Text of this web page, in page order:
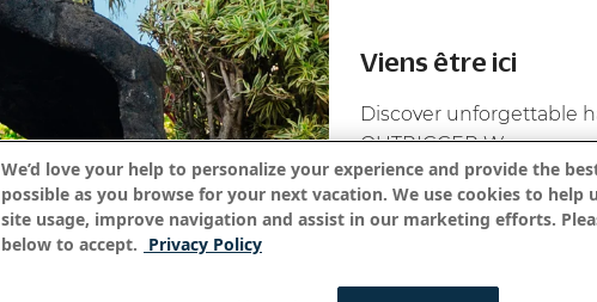
Viens être ici
Discover unforgettable
OUTRIGGER Way.
Book direct for the best
We’d love your help to personalize your experience and provide the
possible as you browse for your next vacation. We use cookies to help
site usage, improve navigation and assist in our marketing efforts.
below to accept. Privacy Policy